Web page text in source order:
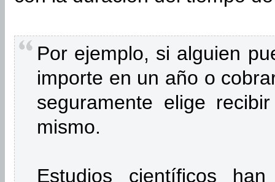
Por ejemplo, si alguien
importe en un año o
seguramente elige
mismo.
Estudios científicos